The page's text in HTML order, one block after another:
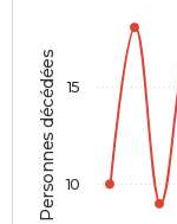
Personnes décédées 10
15